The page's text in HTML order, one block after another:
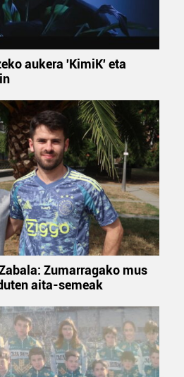
aukera 'KimiK' eta
Zumarragako mus
aita-semeak